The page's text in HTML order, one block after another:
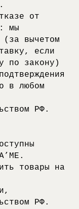
от
мы
(за вычетом
если
по закону)
в любом
РФ.
товары на
РФ.